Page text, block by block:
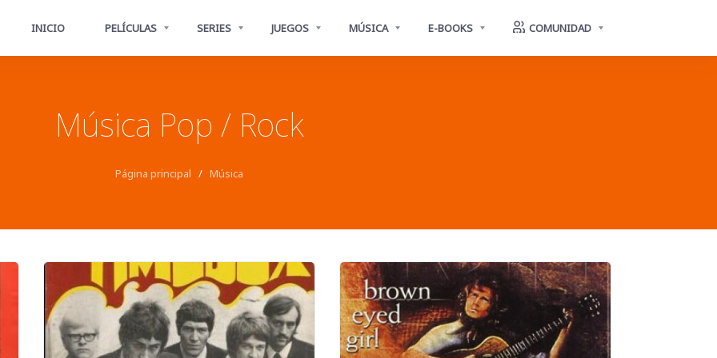
INICIO PELÍCULAS SERIES JUEGOS MÚSICA E-BOOKS COMUNIDAD
Música Pop / Rock
Página principal / Música